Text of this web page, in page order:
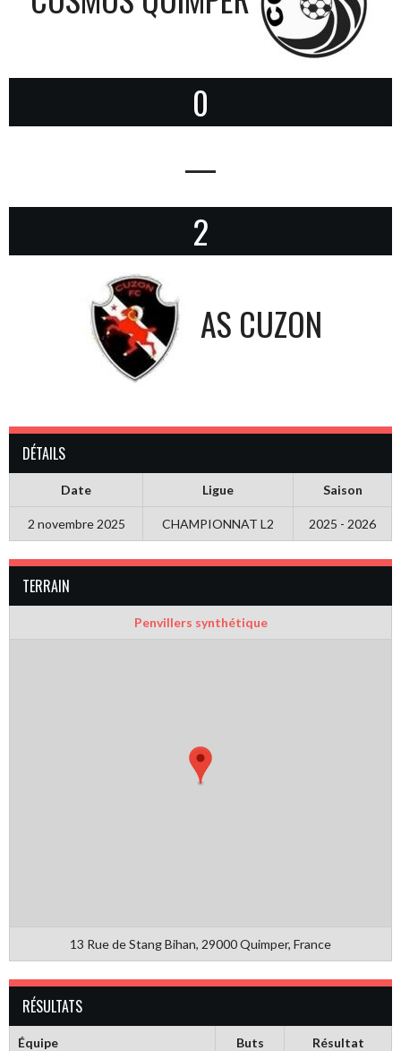
0
—
2
AS CUZON
DÉTAILS
Date Ligue Saison
2 novembre 2025 CHAMPIONNAT L2 2025 - 2026
TERRAIN
Penvillers synthétique
13 Rue de Stang Bihan, 29000 Quimper, France
RÉSULTATS
Équipe Buts Résultat